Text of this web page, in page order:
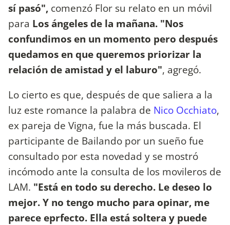
sí pasó", comenzó Flor su relato en un móvil
para Los ángeles de la mañana. "Nos
confundimos en un momento pero después
quedamos en que queremos priorizar la
relación de amistad y el laburo", agregó.
Lo cierto es que, después de que saliera a la
luz este romance la palabra de Nico Occhiato,
ex pareja de Vigna, fue la más buscada. El
participante de Bailando por un sueño fue
consultado por esta novedad y se mostró
incómodo ante la consulta de los movileros de
LAM. "Está en todo su derecho. Le deseo lo
mejor. Y no tengo mucho para opinar, me
parece eprfecto. Ella está soltera y puede